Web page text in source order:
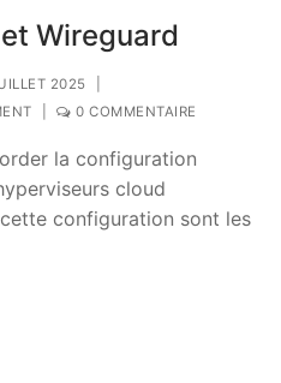
Wireguard
2025
0 COMMENTAIRE
la configuration
cloud
configuration sont les